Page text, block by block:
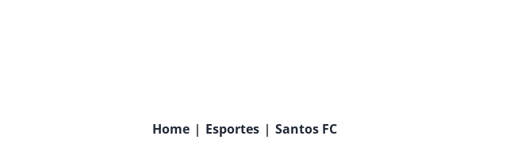
Home | Esportes | Santos FC